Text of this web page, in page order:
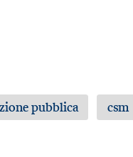
pubblica csm